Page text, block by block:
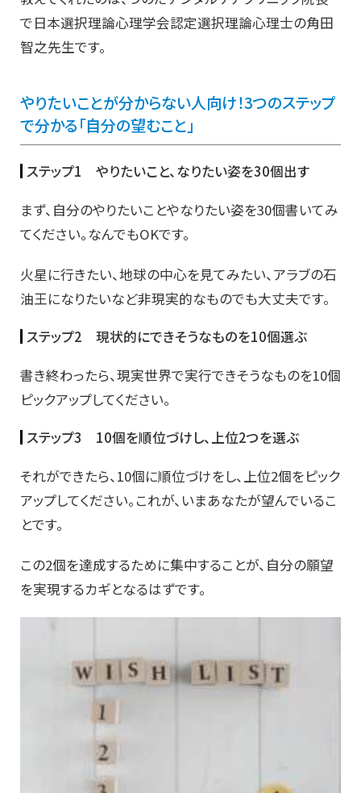
で日本選択理論心理学会認定選択理論心理士の角田
智之先生です。
やりたいことが分からない人向け！3つのステップ
で分かる「自分の望むこと」
ステップ1 やりたいこと、なりたい姿を30個出す
まず、自分のやりたいことやなりたい姿を30個書いてみ
てください。なんでもOKです。
火星に行きたい、地球の中心を見てみたい、アラブの石
油王になりたいなど非現実的なものでも大丈夫です。
ステップ2 現状的にできそうなものを10個選ぶ
書き終わったら、現実世界で実行できそうなものを10個
ピックアップしてください。
ステップ3 10個を順位づけし、上位2つを選ぶ
それができたら、10個に順位づけをし、上位2個をピック
アップしてください。これが、いまあなたが望んでいるこ
とです。
この2個を達成するために集中することが、自分の願望
を実現するカギとなるはずです。